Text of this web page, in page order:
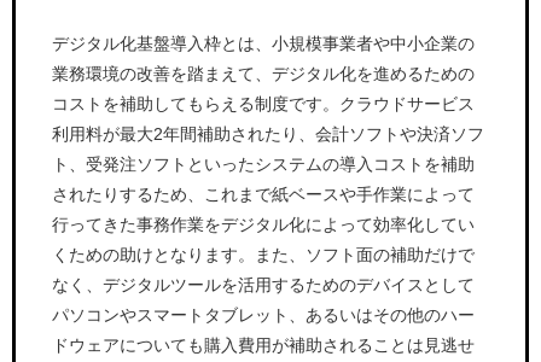
デジタル化基盤導入枠とは、小規模事業者や中小企業の
業務環境の改善を踏まえて、デジタル化を進めるための
コストを補助してもらえる制度です。クラウドサービス
利用料が最大2年間補助されたり、会計ソフトや決済ソフ
ト、受発注ソフトといったシステムの導入コストを補助
されたりするため、これまで紙ベースや手作業によって
行ってきた事務作業をデジタル化によって効率化してい
くための助けとなります。また、ソフト面の補助だけで
なく、デジタルツールを活用するためのデバイスとして
パソコンやスマートタブレット、あるいはその他のハー
ドウェアについても購入費用が補助されることは見逃せ